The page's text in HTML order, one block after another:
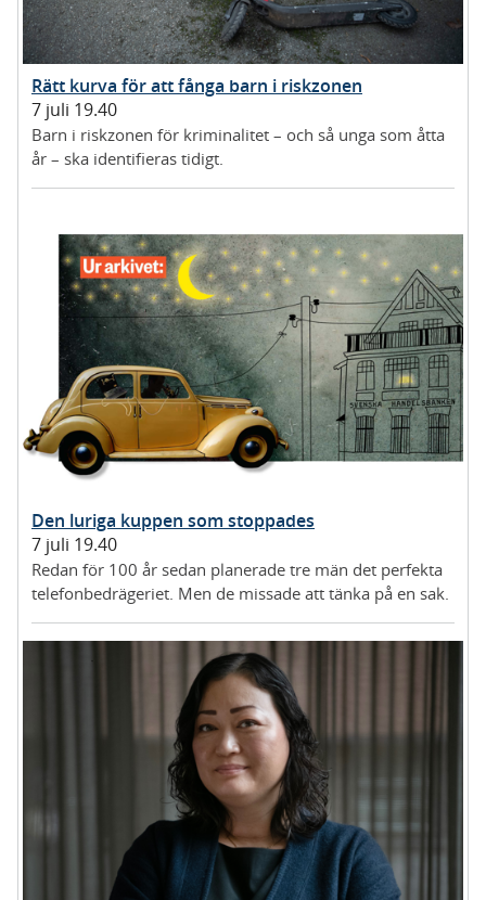
Rätt kurva för att fånga barn i riskzonen
7 juli 19.40
Barn i riskzonen för kriminalitet – och så unga som åtta
år – ska identifieras tidigt.
Den luriga kuppen som stoppades
7 juli 19.40
Redan för 100 år sedan planerade tre män det perfekta
telefonbedrägeriet. Men de missade att tänka på en sak.